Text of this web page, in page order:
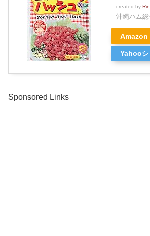
created by
沖縄ハム
Amazon
Yahoo
Sponsored Links